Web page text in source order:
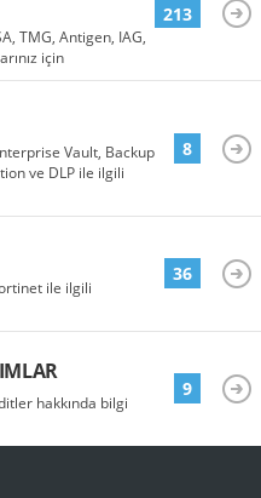
TMG, Antigen, IAG,
için
213
Vault, Backup
ve DLP ile ilgili
8
ile ilgili
36
hakkında bilgi
9